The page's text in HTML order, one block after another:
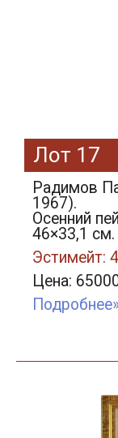
Лот 17
Радимов
1967).
Осенний
46×33,1 см.
Эстимейт:
Цена: